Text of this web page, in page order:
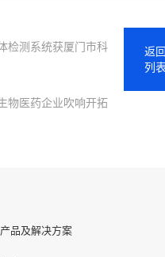
检测系统获厦门市科
物医药企业吹响开拓
返
列
产品及解决方案